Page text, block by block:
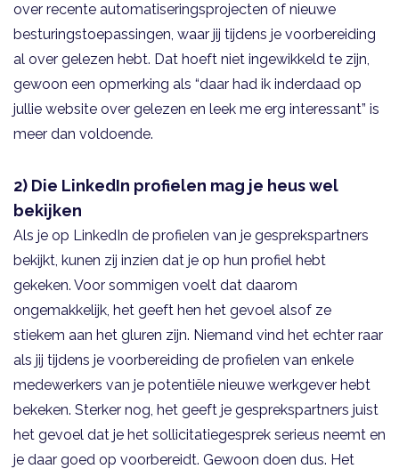
over recente automatiseringsprojecten of nieuwe
besturingstoepassingen, waar jij tijdens je voorbereiding
al over gelezen hebt. Dat hoeft niet ingewikkeld te zijn,
gewoon een opmerking als “daar had ik inderdaad op
jullie website over gelezen en leek me erg interessant” is
meer dan voldoende.
2) Die LinkedIn profielen mag je heus wel
bekijken
Als je op LinkedIn de profielen van je gesprekspartners
bekijkt, kunen zij inzien dat je op hun profiel hebt
gekeken. Voor sommigen voelt dat daarom
ongemakkelijk, het geeft hen het gevoel alsof ze
stiekem aan het gluren zijn. Niemand vind het echter raar
als jij tijdens je voorbereiding de profielen van enkele
medewerkers van je potentiële nieuwe werkgever hebt
bekeken. Sterker nog, het geeft je gesprekspartners juist
het gevoel dat je het sollicitatiegesprek serieus neemt en
je daar goed op voorbereidt. Gewoon doen dus. Het